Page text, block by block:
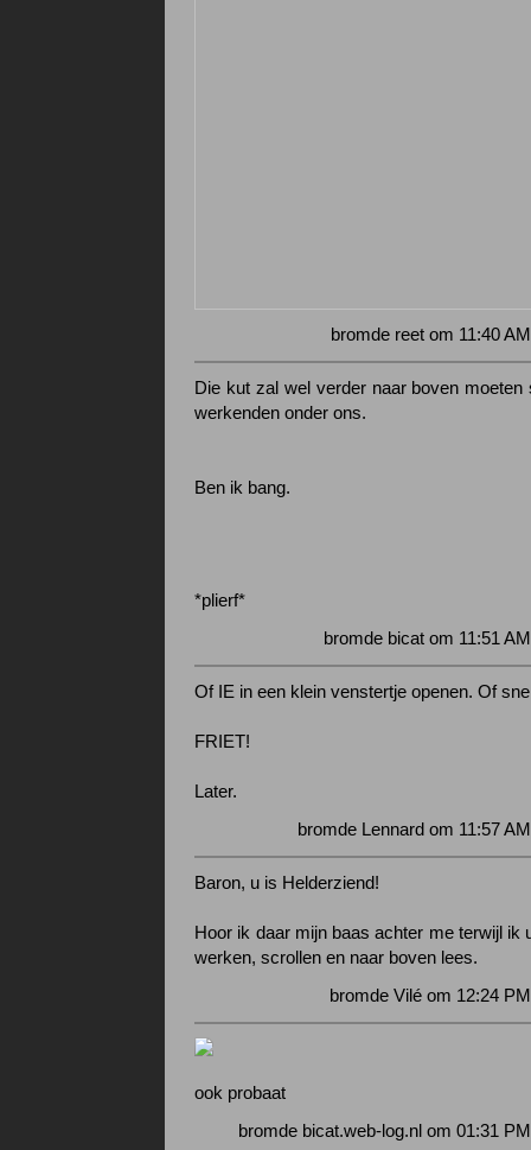
bromde reet om 11:40
Die kut zal wel verder naar boven moeten
werkenden onder ons.
Ben ik bang.
*plierf*
bromde bicat om 11:51
Of IE in een klein venstertje openen. Of
FRIET!
Later.
bromde Lennard om 11:57
Baron, u is Helderziend!
Hoor ik daar mijn baas achter me terwijl ik
werken, scrollen en naar boven lees.
bromde Vilé om 12:24
ook probaat
bromde bicat.web-log.nl om 01:31